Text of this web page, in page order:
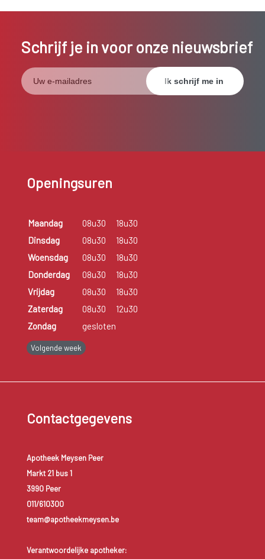
Schrijf je in voor onze nieuwsbrief
Openingsuren
Maandag 08u30
18u30
Dinsdag
08u30
18u30
Woensdag
08u30
18u30
Donderdag
08u30
18u30
Vrijdag
08u30
18u30
Zaterdag
08u30
12u30
Zondag
gesloten
Volgende week
Contactgegevens
Apotheek Meysen Peer
Markt 21 bus 1
3990 Peer
011/610300
team@apotheekmeysen.be
Verantwoordelijke apotheker: